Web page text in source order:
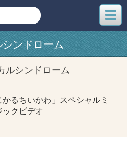
メ
ニ
ュ
ー
ンドローム
ルシンドローム
かるちいかわ」スペシャルミ
ックビデオ